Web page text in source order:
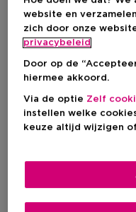
Over dit product
EMULSION
Ecologique: Emulsion
Net als zijn iconische
verzorging geschikt
precies dát waar uw
Emulsion Ecologique,
lancering méér dan
Gebruiksaanwijzingen:
Breng Emulsion
ochtends en 's avonds
bewegingen aan op
gezicht en de hals.
3473311142504
Ginseng-extract:
Rozemarijn-extract:
Paardenstaart-
Centella Asiatica-
Bardaan-extract:
Moerasspirea-extract:
Productveiligheid
website en
zich door onze
privacybeleid
Door op de
hiermee akkoord.
Via de optie Zelf
instellen welke
keuze altijd wijzigen